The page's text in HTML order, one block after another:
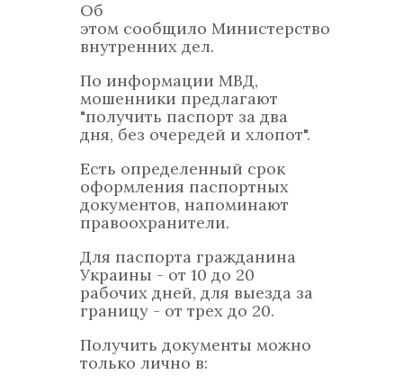
Об
этом сообщило Министерство
внутренних дел.
По информации МВД,
мошенники предлагают
"получить паспорт за два
дня, без очередей и хлопот".
Есть определенный срок
оформления паспортных
документов, напоминают
правоохранители.
Для паспорта гражданина
Украины - от 10 до 20
рабочих дней, для выезда за
границу - от трех до 20.
Получить документы можно
только лично в: